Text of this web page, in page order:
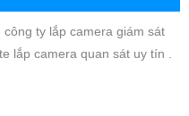
ty lắp camera giám sát
lắp camera quan sát uy tín .